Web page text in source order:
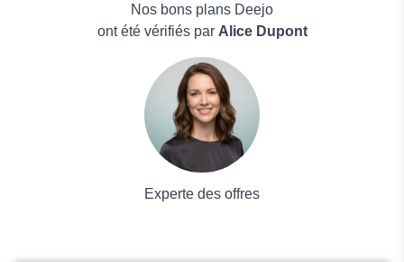
Nos bons plans Deejo
ont été vérifiés par Alice Dupont
Experte des offres